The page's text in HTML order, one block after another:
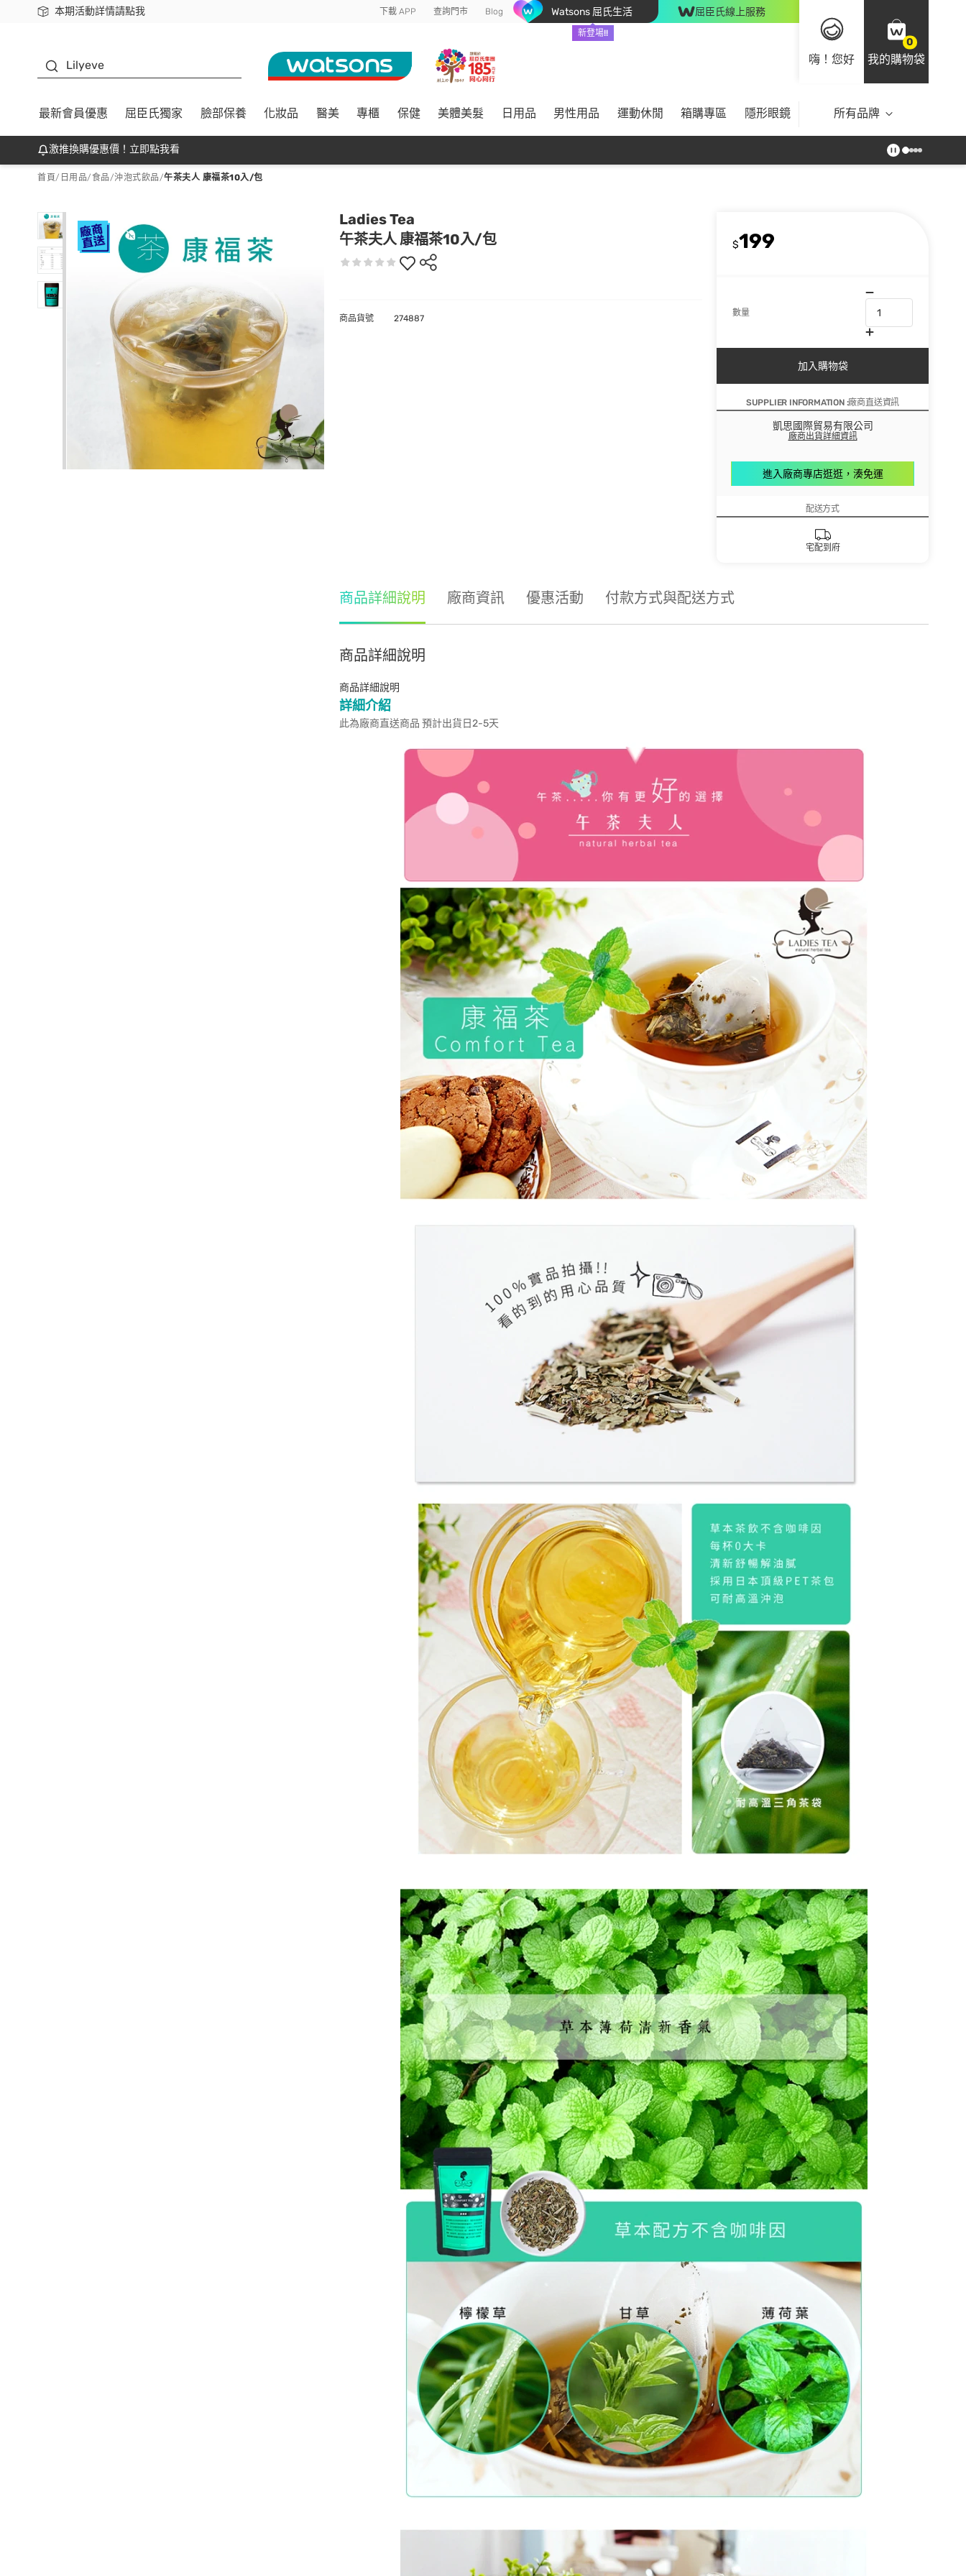
本期活動詳情請點我
下載app最高回饋$350 下載 APP 查詢門市 Blog Watsons 屈氏生活
新登場!!
屈臣氏線上服務
嗨！您好
0
我的購物袋
Lilyeve
最新會員優惠 屈臣氏獨家 臉部保養 化妝品 醫美 專櫃 保健 美體美髮 日用品 男性用品 運動休閒 箱購專區 隱形眼鏡 所有品牌
激推換購優惠價！立即點我看
首頁/ 日用品/食品/沖泡式飲品/午茶夫人 康福茶10入/包
Ladies Tea
午茶夫人 康福茶10入/包
$199
數量
加入購物袋
SUPPLIER INFORMATION :廠商直送資訊
凱思國際貿易有限公司
廠商出貨詳細資訊
進入廠商專店逛逛，湊免運
配送方式
宅配到府
商品貨號 274887
商品詳細說明 廠商資訊 優惠活動 付款方式與配送方式
商品詳細說明
商品詳細說明
詳細介紹
此為廠商直送商品 預計出貨日2-5天